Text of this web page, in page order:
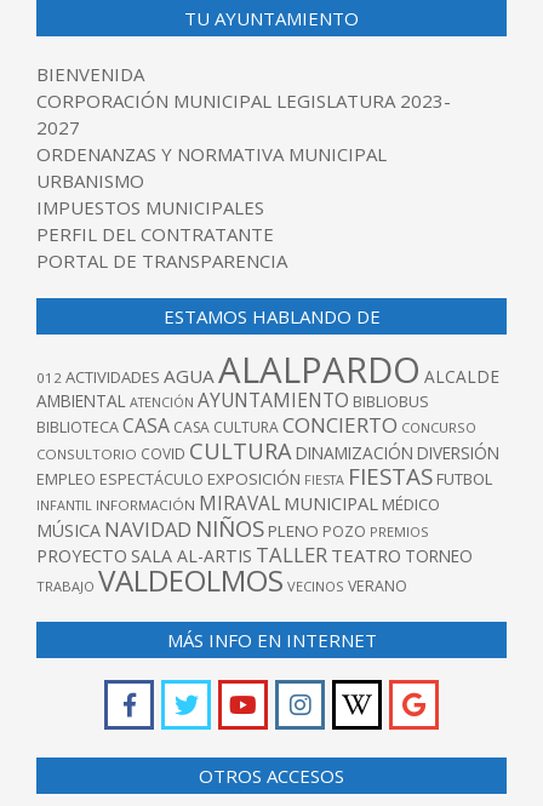
TU AYUNTAMIENTO
BIENVENIDA
CORPORACIÓN MUNICIPAL LEGISLATURA 2023-
2027
ORDENANZAS Y NORMATIVA MUNICIPAL
URBANISMO
IMPUESTOS MUNICIPALES
PERFIL DEL CONTRATANTE
PORTAL DE TRANSPARENCIA
ESTAMOS HABLANDO DE
012 ACTIVIDADES AGUA ALALPARDO ALCALDE
AMBIENTAL ATENCIÓN AYUNTAMIENTO BIBLIOBUS
BIBLIOTECACASA CASA CULTURACONCIERTO CONCURSO
CONSULTORIO COVID CULTURA DINAMIZACIÓN DIVERSIÓN
EMPLEO ESPECTÁCULO EXPOSICIÓN FIESTA FIESTAS FUTBOL
INFANTIL INFORMACIÓN MIRAVAL MUNICIPAL MÉDICO
MÚSICA NAVIDAD NIÑOS PLENO POZO PREMIOS
PROYECTO SALA AL-ARTIS TALLER TEATRO TORNEO
TRABAJO VALDEOLMOS VECINOS VERANO
MÁS INFO EN INTERNET
OTROS ACCESOS